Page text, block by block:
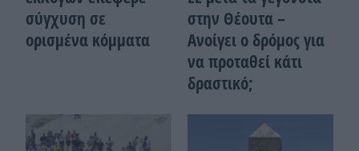
σύγχυση σε
ορισμένα κόμματα
στην Θέουτα –
Ανοίγει ο δρόμος για
να προταθεί κάτι
δραστικό;